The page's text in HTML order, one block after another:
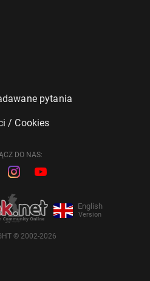
pytania
/ Cookies
DO NAS:
English
Version
© 2002-2026